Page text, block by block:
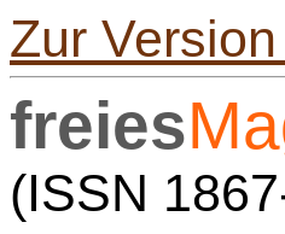
Zur
freies
(ISSN